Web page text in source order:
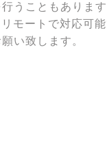
うこともあります
モートで対応可能
い致します。